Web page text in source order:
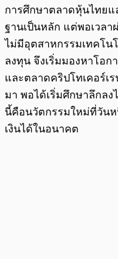
การศึกษาตลาดหุ้นไทย
ฐานเป็นหลัก แต่พอเวลา
ไม่มีอุตสาหกรรมเทคโน
ลงทุน จึงเริ่มมองหาโอก
และตลาดคริปโทเคอร์เ
มา พอได้เริ่มศึกษาลึกลง
นี้คือนวัตกรรมใหม่ที่วันห
เงินได้ในอนาคต